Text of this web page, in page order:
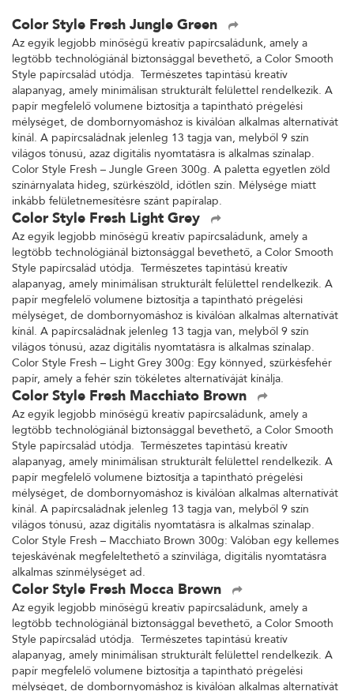
Color Style Fresh Jungle Green
Az egyik legjobb minőségű kreatív papírcsaládunk, amely a
legtöbb technológiánál biztonsággal bevethető, a Color Smooth
Style papírcsalád utódja. Természetes tapintású kreatív
alapanyag, amely minimálisan strukturált felülettel rendelkezik. A
papír megfelelő volumene biztosítja a tapintható prégelési
mélységet, de dombornyomáshoz is kiválóan alkalmas alternatívát
kínál. A papírcsaládnak jelenleg 13 tagja van, melyből 9 szín
világos tónusú, azaz digitális nyomtatásra is alkalmas színalap.
Color Style Fresh – Jungle Green 300g. A paletta egyetlen zöld
színárnyalata hideg, szürkészöld, időtlen szín. Mélysége miatt
inkább felületnemesítésre szánt papíralap.
Color Style Fresh Light Grey
Az egyik legjobb minőségű kreatív papírcsaládunk, amely a
legtöbb technológiánál biztonsággal bevethető, a Color Smooth
Style papírcsalád utódja. Természetes tapintású kreatív
alapanyag, amely minimálisan strukturált felülettel rendelkezik. A
papír megfelelő volumene biztosítja a tapintható prégelési
mélységet, de dombornyomáshoz is kiválóan alkalmas alternatívát
kínál. A papírcsaládnak jelenleg 13 tagja van, melyből 9 szín
világos tónusú, azaz digitális nyomtatásra is alkalmas színalap.
Color Style Fresh – Light Grey 300g: Egy könnyed, szürkésfehér
papír, amely a fehér szín tökéletes alternatíváját kínálja.
Color Style Fresh Macchiato Brown
Az egyik legjobb minőségű kreatív papírcsaládunk, amely a
legtöbb technológiánál biztonsággal bevethető, a Color Smooth
Style papírcsalád utódja. Természetes tapintású kreatív
alapanyag, amely minimálisan strukturált felülettel rendelkezik. A
papír megfelelő volumene biztosítja a tapintható prégelési
mélységet, de dombornyomáshoz is kiválóan alkalmas alternatívát
kínál. A papírcsaládnak jelenleg 13 tagja van, melyből 9 szín
világos tónusú, azaz digitális nyomtatásra is alkalmas színalap.
Color Style Fresh – Macchiato Brown 300g: Valóban egy kellemes
tejeskávénak megfeleltethető a színvilága, digitális nyomtatásra
alkalmas színmélységet ad.
Color Style Fresh Mocca Brown
Az egyik legjobb minőségű kreatív papírcsaládunk, amely a
legtöbb technológiánál biztonsággal bevethető, a Color Smooth
Style papírcsalád utódja. Természetes tapintású kreatív
alapanyag, amely minimálisan strukturált felülettel rendelkezik. A
papír megfelelő volumene biztosítja a tapintható prégelési
mélységet, de dombornyomáshoz is kiválóan alkalmas alternatívát